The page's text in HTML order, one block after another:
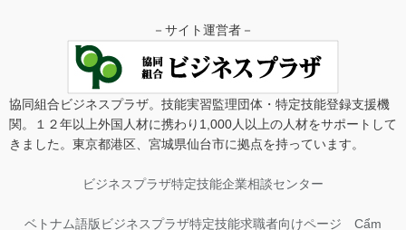
－サイト運営者－
協同組合ビジネスプラザ。技能実習監理団体・特定技能登録支援機
関。１２年以上外国人材に携わり1,000人以上の人材をサポートして
きました。東京都港区、宮城県仙台市に拠点を持っています。
ビジネスプラザ特定技能企業相談センター
ベトナム語版ビジネスプラザ特定技能求職者向けページ Cẩm